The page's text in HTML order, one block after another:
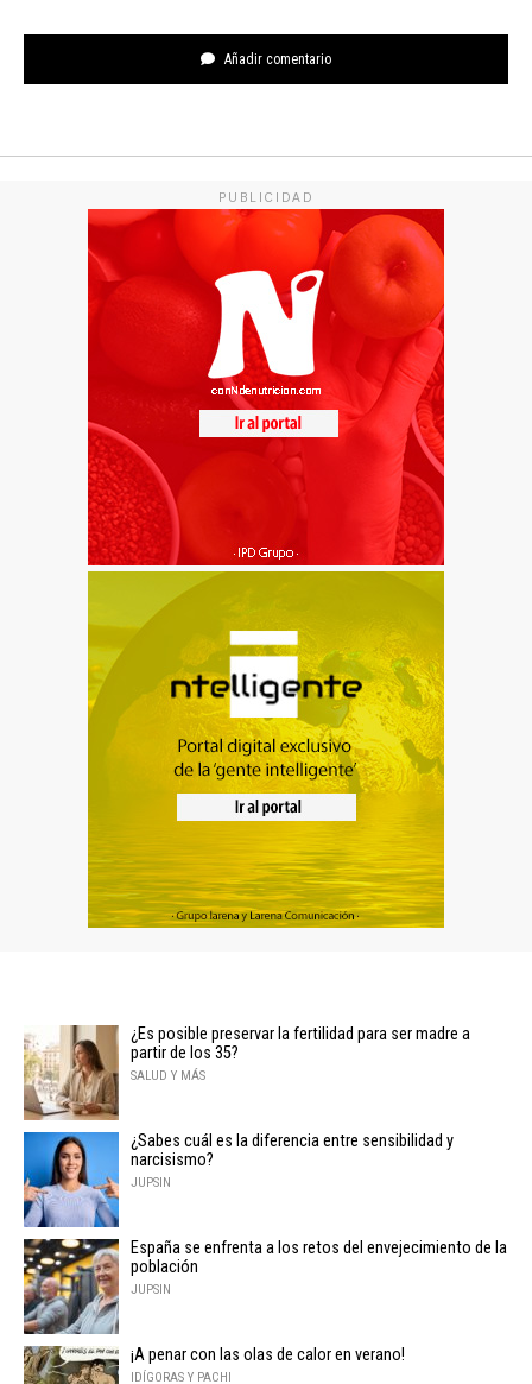
Añadir comentario
PUBLICIDAD
¿Es posible preservar la fertilidad para ser madre a
partir de los 35?
SALUD Y MÁS
¿Sabes cuál es la diferencia entre sensibilidad y
narcisismo?
JUPSIN
España se enfrenta a los retos del envejecimiento de la
población
JUPSIN
¡A penar con las olas de calor en verano!
IDÍGORAS Y PACHI